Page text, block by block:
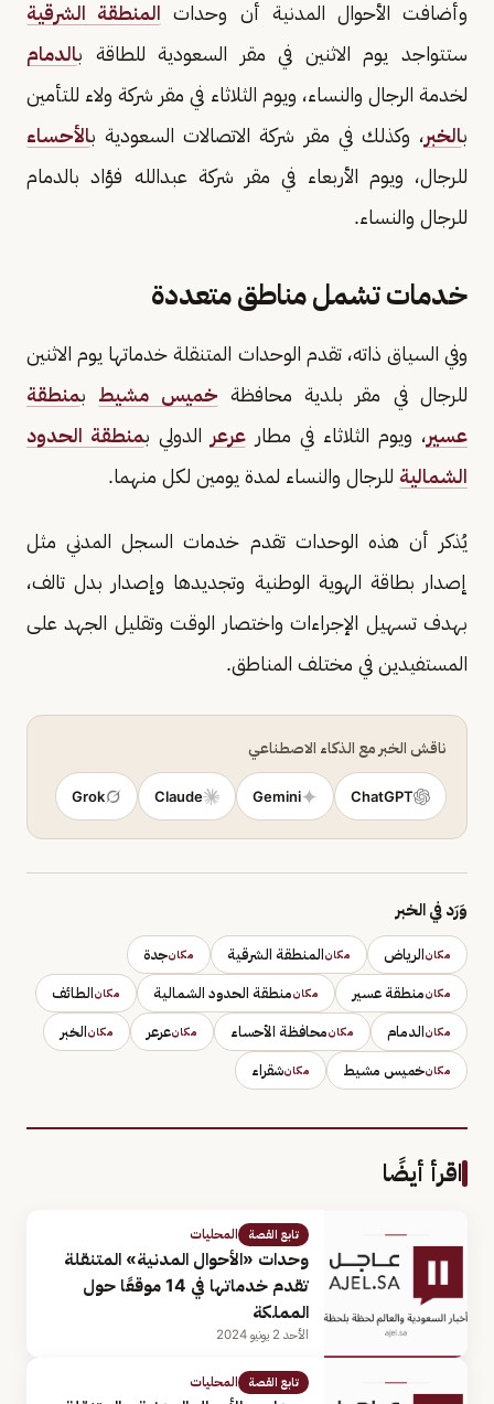
وأضافت الأحوال المدنية أن وحدات المنطقة الشرقية
ستتواجد يوم الاثنين في مقر السعودية للطاقة بالدمام
لخدمة الرجال والنساء، ويوم الثلاثاء في مقر شركة ولاء للتأمين
بالخبر، وكذلك في مقر شركة الاتصالات السعودية بالأحساء
للرجال، ويوم الأربعاء في مقر شركة عبدالله فؤاد بالدمام
للرجال والنساء.
خدمات تشمل مناطق متعددة
وفي السياق ذاته، تقدم الوحدات المتنقلة خدماتها يوم الاثنين
للرجال في مقر بلدية محافظة خميس مشيط بمنطقة
عسير، ويوم الثلاثاء في مطار عرعر الدولي بمنطقة الحدود
الشمالية للرجال والنساء لمدة يومين لكل منهما.
يُذكر أن هذه الوحدات تقدم خدمات السجل المدني مثل
إصدار بطاقة الهوية الوطنية وتجديدها وإصدار بدل تالف،
بهدف تسهيل الإجراءات واختصار الوقت وتقليل الجهد على
المستفيدين في مختلف المناطق.
ناقش الخبر مع الذكاء الاصطناعي
ChatGPT
Gemini
Claude
Grok
وَرَد في الخبر
مكانالرياض مكانالمنطقة الشرقية مكانجدة
مكانمنطقة عسير مكانمنطقة الحدود الشمالية مكانالطائف
مكانالدمام مكانمحافظة الأحساء مكانعرعر مكانالخبر
مكانخميس مشيط مكانشقراء
اقرأ أيضًا
تابع القصة المحليات
وحدات «الأحوال المدنية» المتنقلة
تقدم خدماتها في 14 موقعًا حول
المملكة
الأحد 2 يونيو 2024
تابع القصة المحليات